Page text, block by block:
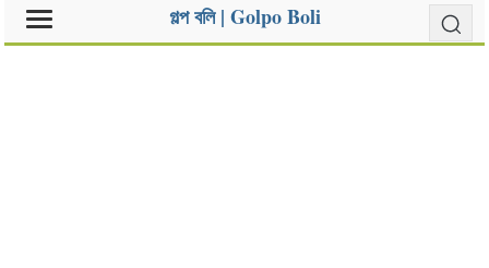
গল্প বলি | Golpo Boli